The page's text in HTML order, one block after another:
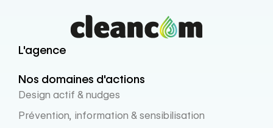
L'agence
Nos domaines d'actions
Design actif & nudges
Prévention, information & sensibilisation